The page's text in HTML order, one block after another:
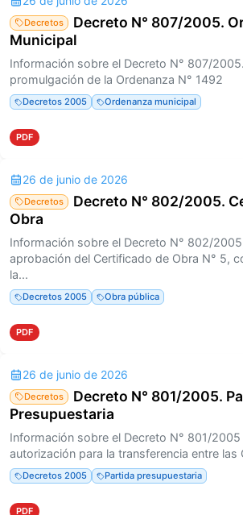
Decretos
Decreto N° 807/2005.
Municipal
Información sobre el Decreto N° 807/
promulgación de la Ordenanza N° 1492
Decretos 2005 Ordenanza municipal
PDF
26 de junio de 2026
Decretos
Decreto N° 802/2005.
Obra
Información sobre el Decreto N° 802/
aprobación del Certificado de Obra N° 5,
la...
Decretos 2005 Obra pública
PDF
26 de junio de 2026
Decretos
Decreto N° 801/2005.
Presupuestaria
Información sobre el Decreto N° 801/
autorización para la transferencia entre las
Decretos 2005 Partida presupuestaria
PDF